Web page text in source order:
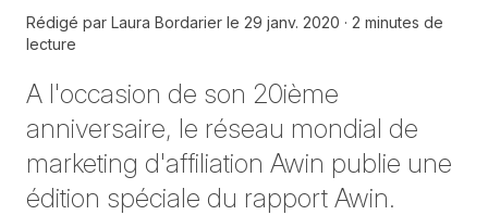
Rédigé par Laura Bordarier le 29 janv. 2020
2 minutes de
lecture
A l'occasion de son 20ième
anniversaire, le réseau mondial de
marketing d'affiliation Awin publie une
édition spéciale du rapport Awin.